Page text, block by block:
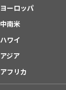
ヨーロッパ
中南米
ハワイ
アジア
アフリカ